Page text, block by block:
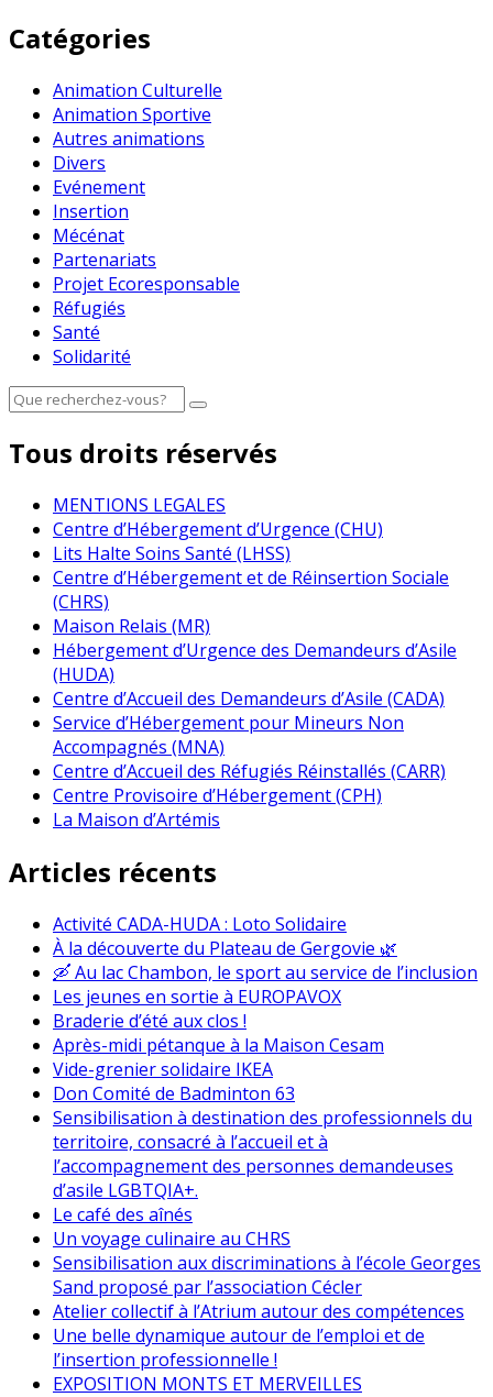
Catégories
Animation Culturelle
Animation Sportive
Autres animations
Divers
Evénement
Insertion
Mécénat
Partenariats
Projet Ecoresponsable
Réfugiés
Santé
Solidarité
Tous droits réservés
MENTIONS LEGALES
Centre d’Hébergement d’Urgence (CHU)
Lits Halte Soins Santé (LHSS)
Centre d’Hébergement et de Réinsertion Sociale
(CHRS)
Maison Relais (MR)
Hébergement d’Urgence des Demandeurs d’Asile
(HUDA)
Centre d’Accueil des Demandeurs d’Asile (CADA)
Service d’Hébergement pour Mineurs Non
Accompagnés (MNA)
Centre d’Accueil des Réfugiés Réinstallés (CARR)
Centre Provisoire d’Hébergement (CPH)
La Maison d’Artémis
Articles récents
Activité CADA-HUDA : Loto Solidaire
À la découverte du Plateau de Gergovie 🌿
🛶 Au lac Chambon, le sport au service de l’inclusion
Les jeunes en sortie à EUROPAVOX
Braderie d’été aux clos !
Après-midi pétanque à la Maison Cesam
Vide-grenier solidaire IKEA
Don Comité de Badminton 63
Sensibilisation à destination des professionnels du
territoire, consacré à l’accueil et à
l’accompagnement des personnes demandeuses
d’asile LGBTQIA+.
Le café des aînés
Un voyage culinaire au CHRS
Sensibilisation aux discriminations à l’école Georges
Sand proposé par l’association Cécler
Atelier collectif à l’Atrium autour des compétences
Une belle dynamique autour de l’emploi et de
l’insertion professionnelle !
EXPOSITION MONTS ET MERVEILLES